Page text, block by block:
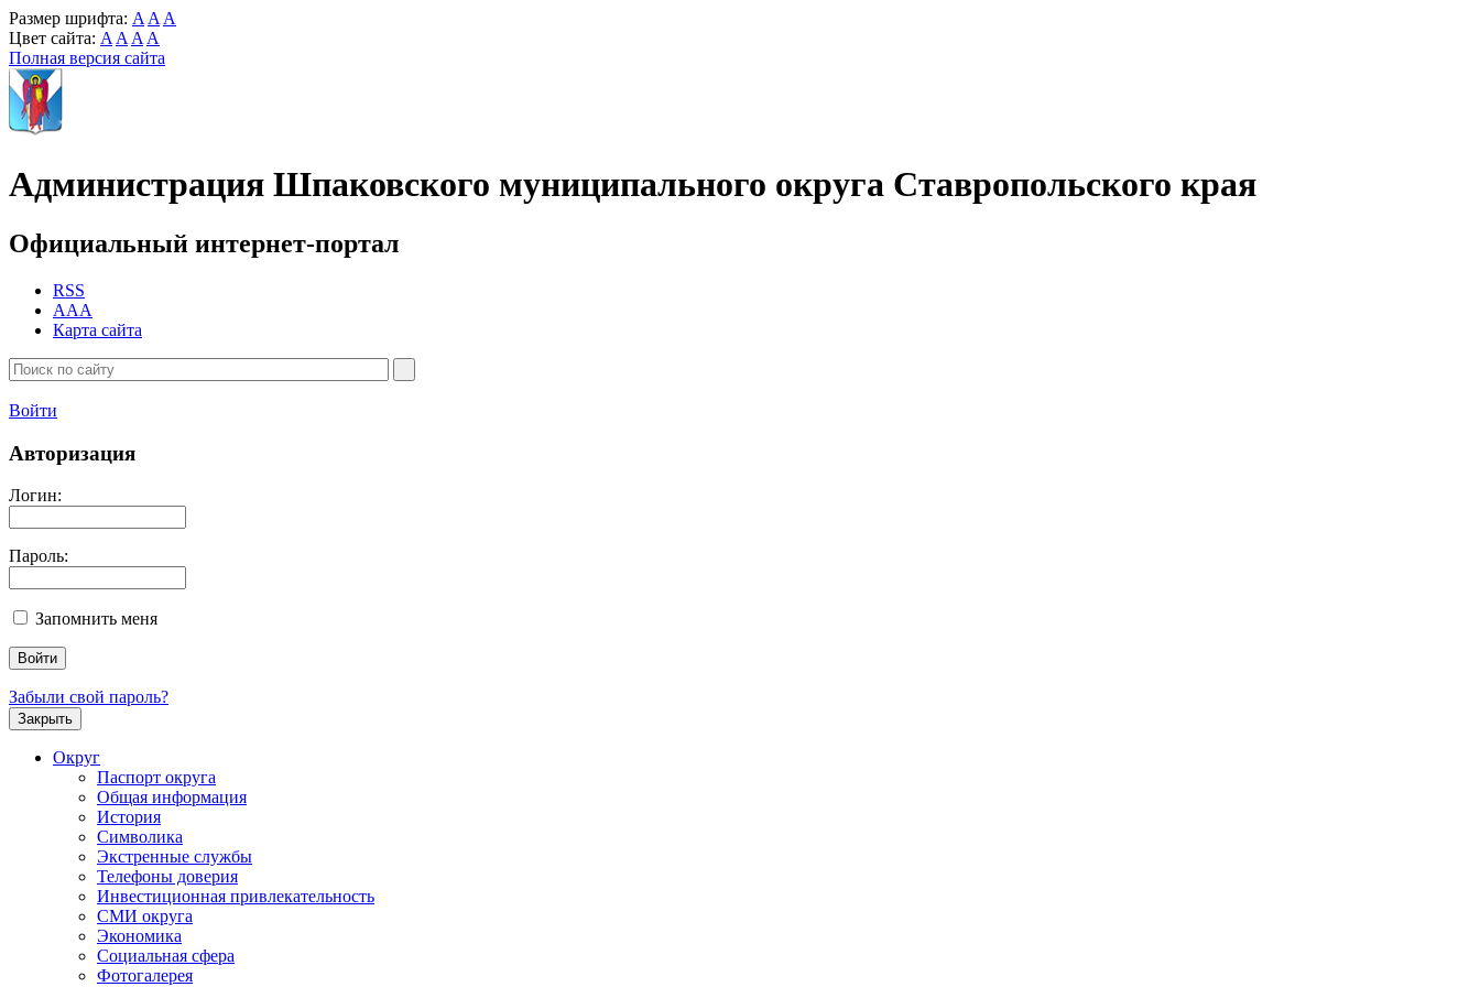
Размер шрифта: A A A
Цвет сайта: A A A A
Полная версия сайта
Администрация Шпаковского муниципального округа Ставропольского края
Официальный интернет-портал
RSS
AAA
Карта сайта
Войти
Авторизация
Логин:
Пароль:
Запомнить меня
Забыли свой пароль?
Закрыть
Округ
Паспорт округа
Общая информация
История
Символика
Экстренные службы
Телефоны доверия
Инвестиционная привлекательность
СМИ округа
Экономика
Социальная сфера
Фотогалерея